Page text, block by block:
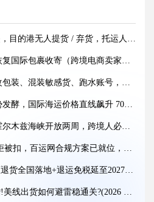
称一周一涨扛不住!
杀令”，你的货还能顺利进美国吗?
展领钱啦！
仓收发货安排速看！
产品闪耀亮相2026赛狐ERP跨境AI增长峰会
欧线一舱难求!外贸人如何破局？
㎡全新标准化仓库正式启用！
期照常接单入库，守护每一份跨境托付！
批国货被扣，涉案超11亿
提货 / 弃货，托运人全责兜底！跨境人如何自保?
际包裹收寄（跨境电商卖家请注意）
混装敏感货、跑水账号，千万别碰！
运价格直线飙升 70%（跨境电商卖家请注意）
峡开放两周，跨境人必抓的窗口期来了
运网合规方案已就位，稳达美国不踩坑
落地+退运免税延至2027，真金白银减负
如何避雷稳通关?(2026 最新实操指南)